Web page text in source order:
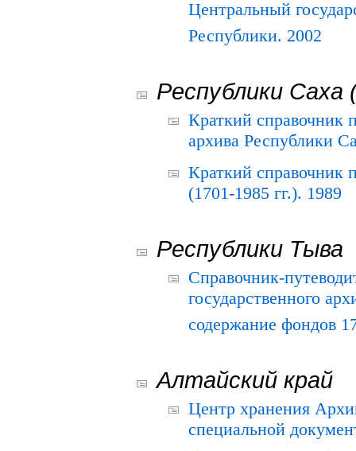
Центральный
Республики. 2002
Республики Саха
Краткий справочник
архива Республики
Краткий
(1701-1985 гг.). 1989
Республики Тыва
Справочник-
государственного
содержание фондов
Алтайский край
Центр хранения
специальной